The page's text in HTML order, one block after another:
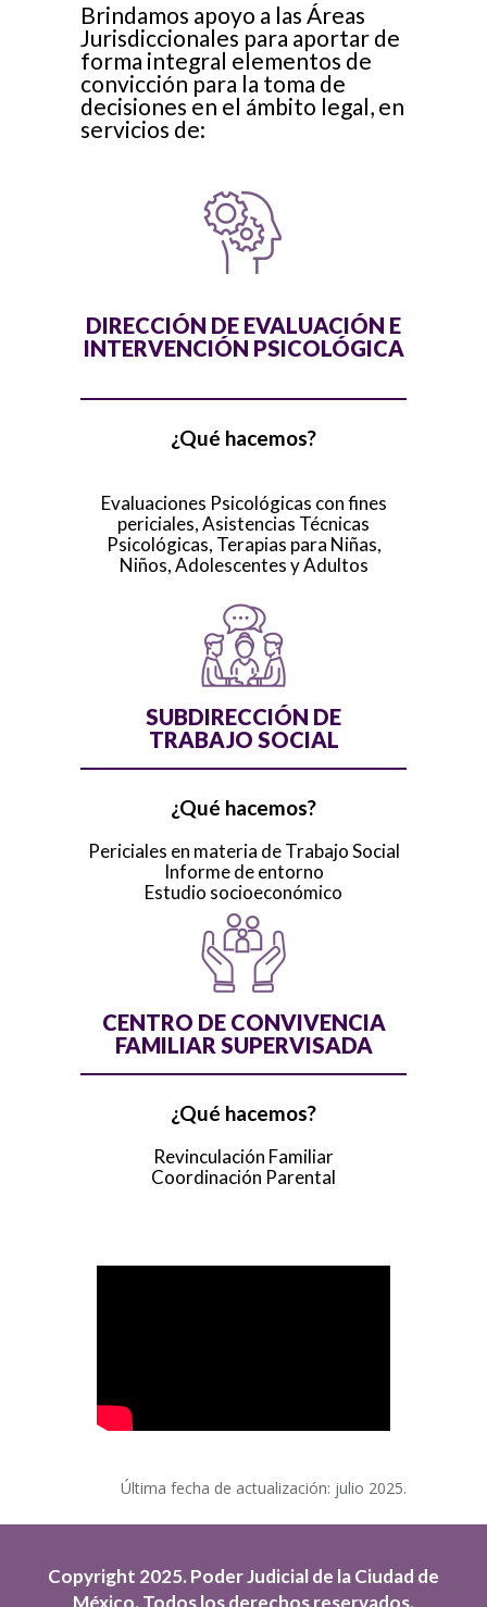
Brindamos apoyo a las Áreas
Jurisdiccionales para aportar de
forma integral elementos de
convicción para la toma de
decisiones en el ámbito legal, en
servicios de:
DIRECCIÓN DE EVALUACIÓN E
INTERVENCIÓN PSICOLÓGICA
¿Qué hacemos?
Evaluaciones Psicológicas con fines
periciales,Asistencias Técnicas
Psicológicas, Terapias para Niñas,
Niños, Adolescentes y Adultos
SUBDIRECCIÓN DE
TRABAJO SOCIAL
¿Qué hacemos?
Periciales en materia de Trabajo Social
Informe de entorno
Estudio socioeconómico
CENTRO DE CONVIVENCIA
FAMILIAR SUPERVISADA
¿Qué hacemos?
Revinculación Familiar
Coordinación Parental
Última fecha de actualización: julio 2025.
Copyright 2025. Poder Judicial de la Ciudad de
México. Todos los derechos reservados.